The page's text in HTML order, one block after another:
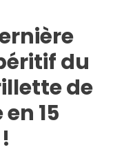
du
de
15